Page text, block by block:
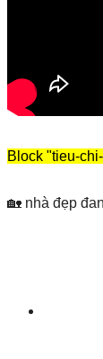
Block "tieu-
🏡 nhà đẹp